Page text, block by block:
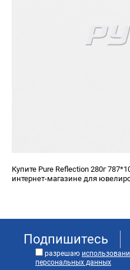
Купите Pure Reflection 280г
интернет-магазине для
Подпишитесь
разрешаю
персональных данных